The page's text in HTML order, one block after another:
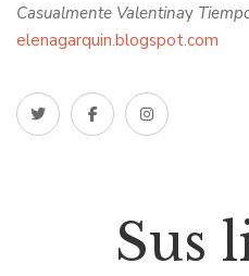
Casualmente Valentinay
elenagarquin.blogspot.com
Sus